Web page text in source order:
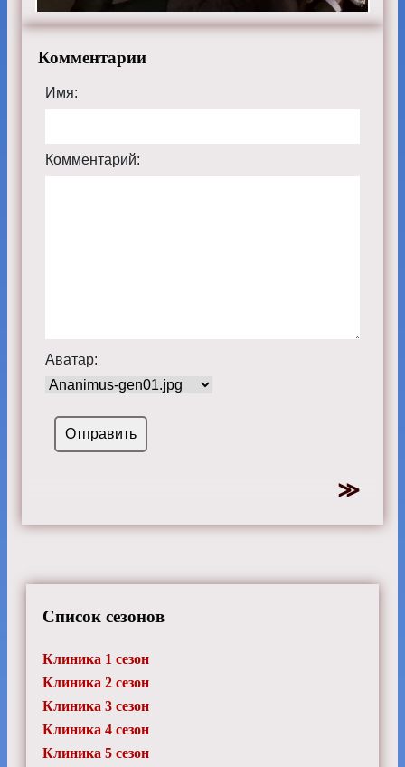
Комментарии
Имя:
Комментарий:
Аватар:
Список сезонов
Клиника 1 сезон
Клиника 2 сезон
Клиника 3 сезон
Клиника 4 сезон
Клиника 5 сезон